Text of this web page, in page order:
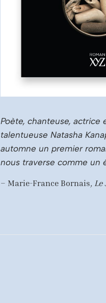
Poète, chanteuse, actrice
talentueuse Natasha
automne un premier
nous traverse comme un
– Marie-France Bornais, Le